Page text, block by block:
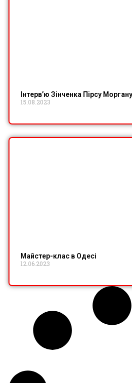
Інтерв’ю Зінченка Пірсу Моргану
15.08.2023
Майстер-клас в Одесі
12.06.2023